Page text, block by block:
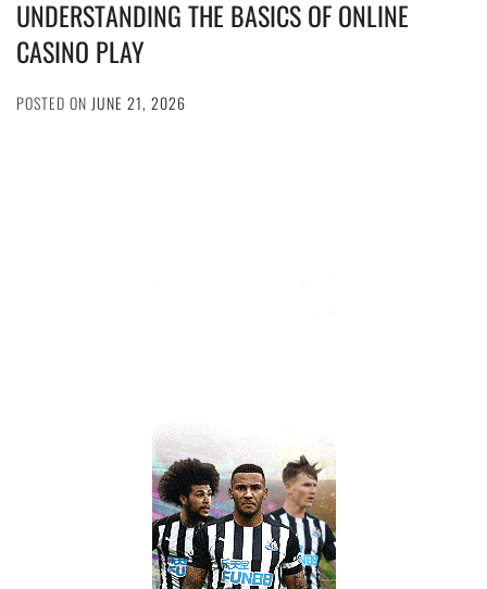
UNDERSTANDING THE BASICS OF ONLINE
CASINO PLAY
POSTED ON JUNE 21, 2026